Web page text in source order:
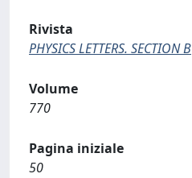
Rivista
PHYSICS LETTERS. SECTION B
Volume
770
Pagina iniziale
50